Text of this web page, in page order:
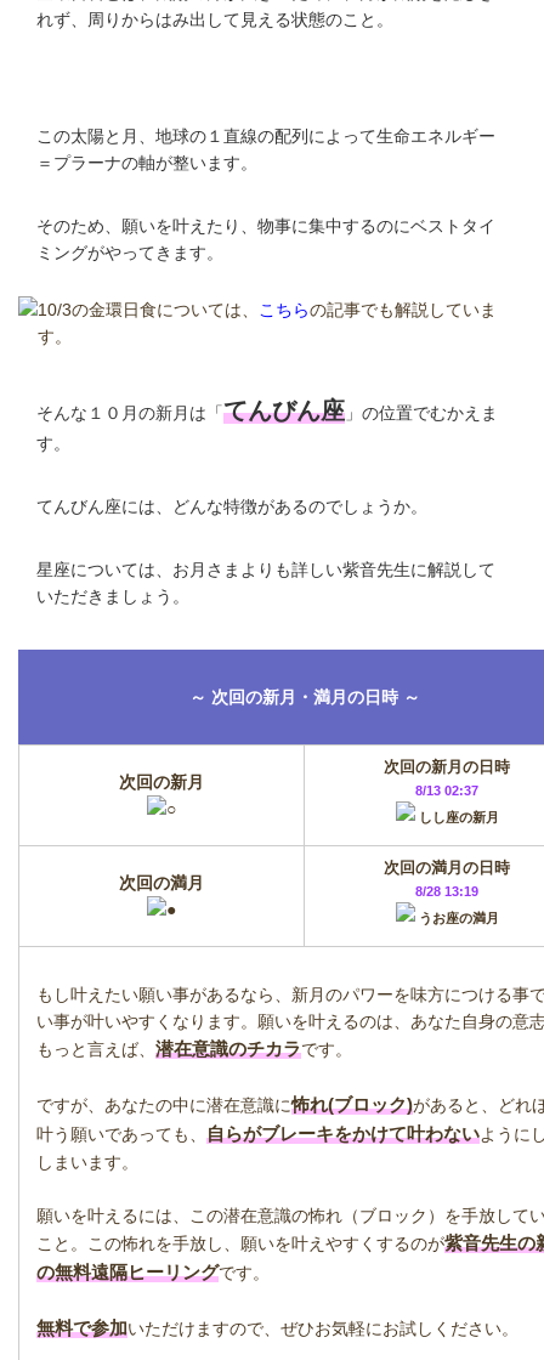
れず、周りからはみ出して見える状態のこと。
この太陽と月、地球の１直線の配列によって生命エネルギー
＝プラーナの軸が整います。
そのため、願いを叶えたり、物事に集中するのにベストタイ
ミングがやってきます。
10/3の金環日食については、 こちらの記事でも解説していま
す。
そんな１０月の新月は「てんびん座 」の位置でむかえま
す。
てんびん座には、どんな特徴があるのでしょうか。
星座については、お月さまよりも詳しい紫音先生に解説して
いただきましょう。
～ 次回の新月・満月の日時 ～
次回の新月
次回の新月の日時
8/13 02:37
しし座の新月
次回の満月
次回の満月の日時
8/28 13:19
うお座の満月
もし叶えたい願い事があるなら、新月のパワーを味方につける事
い事が叶いやすくなります。願いを叶えるのは、あなた自身の意
もっと言えば、 潜在意識のチカラです。
ですが、あなたの中に潜在意識に怖れ(ブロック)があると、どれ
叶う願いであっても、 自らがブレーキをかけて叶わないように
しまいます。
願いを叶えるには、この潜在意識の怖れ（ブロック）を手放して
こと。この怖れを手放し、願いを叶えやすくするのが紫音先生の
の無料遠隔ヒーリングです。
無料で参加いただけますので、ぜひお気軽にお試しください。